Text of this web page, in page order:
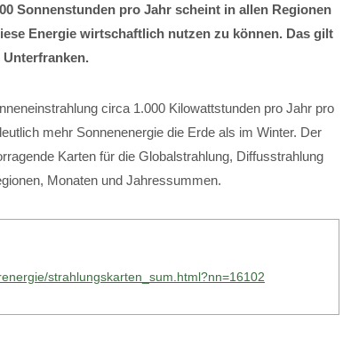
Sonnenstunden pro Jahr scheint in allen Regionen
Energie wirtschaftlich nutzen zu können. Das gilt
circa 1.000 Kilowattstunden pro Jahr pro
mehr Sonnenenergie die Erde als im Winter. Der
Karten für die Globalstrahlung, Diffusstrahlung
Monaten und Jahressummen.
strahlungskarten_sum.html?nn=16102